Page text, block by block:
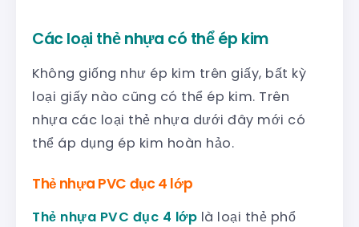
Các loại thẻ nhựa có thể ép kim
Không giống như ép kim trên giấy, bất kỳ
loại giấy nào cũng có thể ép kim. Trên
nhựa các loại thẻ nhựa dưới đây mới có
thể áp dụng ép kim hoàn hảo.
Thẻ nhựa PVC đục 4 lớp
Thẻ nhựa PVC đục 4 lớp là loại thẻ phổ